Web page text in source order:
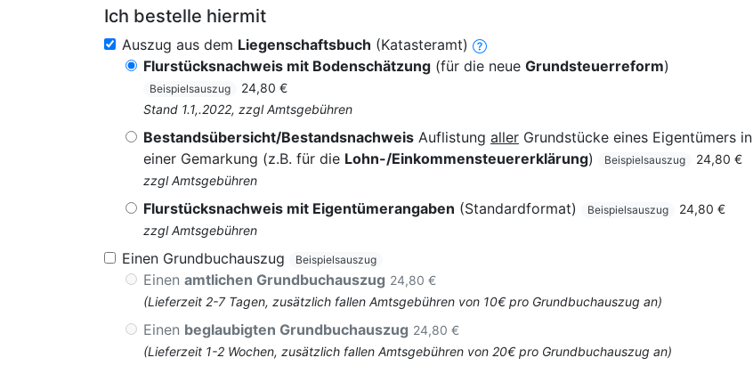
Ich bestelle hiermit
Auszug aus dem Liegenschaftsbuch (Katasteramt)
Flurstücksnachweis mit Bodenschätzung (für die neue Grundsteuerreform)
Beispielsauszug
24,80 €
Stand 1.1,.2022, zzgl Amtsgebühren
Bestandsübersicht/Bestandsnachweis Auflistung aller Grundstücke eines Eigentümers in
einer Gemarkung (z.B. für die Lohn-/Einkommensteuererklärung) Beispielsauszug
24,80 €
zzgl Amtsgebühren
Flurstücksnachweis mit Eigentümerangaben (Standardformat) Beispielsauszug
24,80 €
zzgl Amtsgebühren
Einen Grundbuchauszug Beispielsauszug
Einen amtlichen Grundbuchauszug 24,80 €
(Lieferzeit 2-7 Tagen, zusätzlich fallen Amtsgebühren von 10€ pro Grundbuchauszug an)
Einen beglaubigten Grundbuchauszug 24,80 €
(Lieferzeit 1-2 Wochen, zusätzlich fallen Amtsgebühren von 20€ pro Grundbuchauszug an)